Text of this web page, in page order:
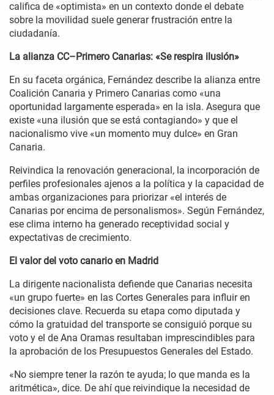
califica de «optimista» en un contexto donde el debate
sobre la movilidad suele generar frustración entre la
ciudadanía.
La alianza CC–Primero Canarias: «Se respira ilusión»
En su faceta orgánica, Fernández describe la alianza entre
Coalición Canaria y Primero Canarias como «una
oportunidad largamente esperada» en la isla. Asegura que
existe «una ilusión que se está contagiando» y que el
nacionalismo vive «un momento muy dulce» en Gran
Canaria.
Reivindica la renovación generacional, la incorporación de
perfiles profesionales ajenos a la política y la capacidad de
ambas organizaciones para priorizar «el interés de
Canarias por encima de personalismos». Según Fernández,
ese clima interno ha generado receptividad social y
expectativas de crecimiento.
El valor del voto canario en Madrid
La dirigente nacionalista defiende que Canarias necesita
«un grupo fuerte» en las Cortes Generales para influir en
decisiones clave. Recuerda su etapa como diputada y
cómo la gratuidad del transporte se consiguió porque su
voto y el de Ana Oramas resultaban imprescindibles para
la aprobación de los Presupuestos Generales del Estado.
«No siempre tener la razón te ayuda; lo que manda es la
aritmética», dice. De ahí que reivindique la necesidad de